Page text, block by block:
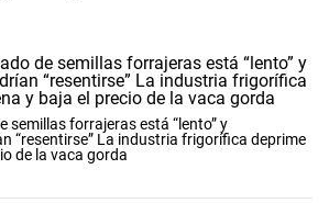
semillas forrajeras está “lento” y
“resentirse” La industria frigorífica deprime
de la vaca gorda